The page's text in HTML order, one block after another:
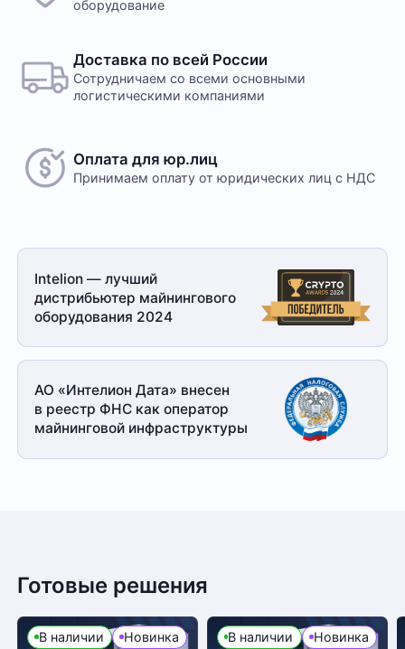
оборудование
Доставка по всей России
Сотрудничаем со всеми основными
логистическими компаниями
Оплата для юр.лиц
Принимаем оплату от юридических лиц с НДС
Intelion — лучший
дистрибьютер майнингового
оборудования 2024
АО «Интелион Дата» внесен
в реестр ФНС как оператор
майнинговой инфраструктуры
Готовые решения
В наличии Новинка В наличии Новинка